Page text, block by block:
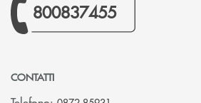
800837455
CONTATTI